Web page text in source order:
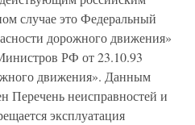
случае это Федеральный
дорожного движения»
РФ от 23.10.93
движения». Данным
Перечень неисправностей и
эксплуатация